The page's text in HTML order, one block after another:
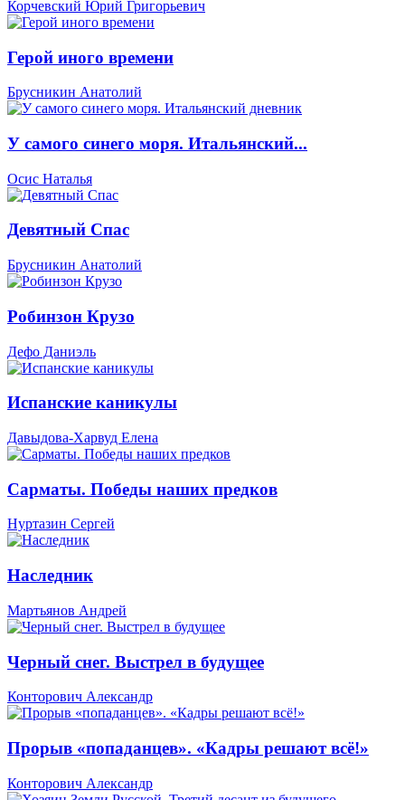
Корчевский Юрий Григорьевич
Герой иного времени
Брусникин Анатолий
У самого синего моря. Итальянский...
Осис Наталья
Девятный Спас
Брусникин Анатолий
Робинзон Крузо
Дефо Даниэль
Испанские каникулы
Давыдова-Харвуд Елена
Сарматы. Победы наших предков
Нуртазин Сергей
Наследник
Мартьянов Андрей
Черный снег. Выстрел в будущее
Конторович Александр
Прорыв «попаданцев». «Кадры решают всё!»
Конторович Александр